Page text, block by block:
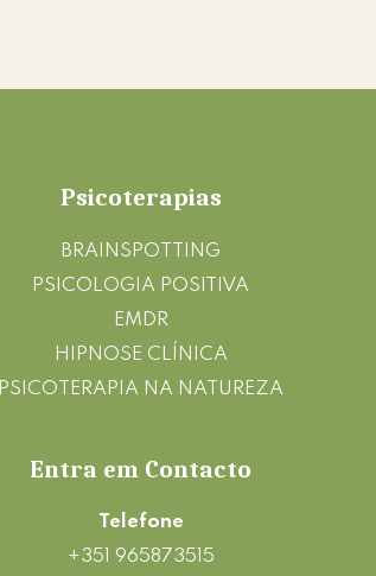
Psicoterapias
BRAINSPOTTING
PSICOLOGIA POSITIVA
EMDR
HIPNOSE CLÍNICA
PSICOTERAPIA NA NATUREZA
Entra em Contacto
Telefone
+351 965873515